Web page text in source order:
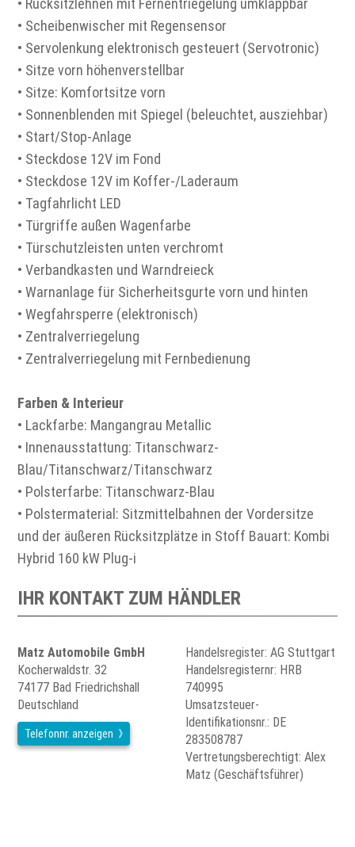
• Rücksitzlehnen mit Fernentriegelung umklappbar
• Scheibenwischer mit Regensensor
• Servolenkung elektronisch gesteuert (Servotronic)
• Sitze vorn höhenverstellbar
• Sitze: Komfortsitze vorn
• Sonnenblenden mit Spiegel (beleuchtet, ausziehbar)
• Start/Stop-Anlage
• Steckdose 12V im Fond
• Steckdose 12V im Koffer-/Laderaum
• Tagfahrlicht LED
• Türgriffe außen Wagenfarbe
• Türschutzleisten unten verchromt
• Verbandkasten und Warndreieck
• Warnanlage für Sicherheitsgurte vorn und hinten
• Wegfahrsperre (elektronisch)
• Zentralverriegelung
• Zentralverriegelung mit Fernbedienung
Farben & Interieur
• Lackfarbe: Mangangrau Metallic
• Innenausstattung: Titanschwarz-
Blau/Titanschwarz/Titanschwarz
• Polsterfarbe: Titanschwarz-Blau
• Polstermaterial: Sitzmittelbahnen der Vordersitze
und der äußeren Rücksitzplätze in Stoff Bauart: Kombi
Hybrid 160 kW Plug-i
IHR KONTAKT ZUM HÄNDLER
Matz Automobile GmbH
Kocherwaldstr. 32
74177 Bad Friedrichshall
Deutschland
Telefonnr. anzeigen
Handelsregister: AG Stuttgart
Handelsregisternr: HRB
740995
Umsatzsteuer-
Identifikationsnr.: DE
283508787
Vertretungsberechtigt: Alex
Matz (Geschäftsführer)